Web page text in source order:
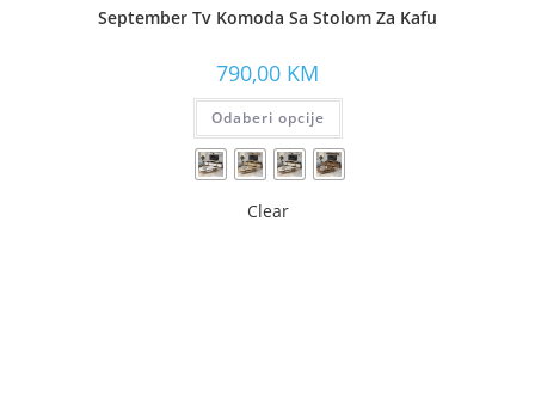
September Tv Komoda Sa Stolom Za Kafu
790,00 KM
Odaberi opcije
Clear